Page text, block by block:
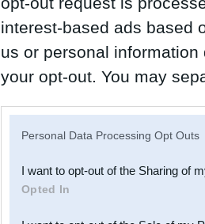
interest-based ads based
us or personal
your opt-out. You may
Downstream Participants
third parties.
Personal Data Processing Opt Outs
I want to opt-out of the Sharing of
Opted In